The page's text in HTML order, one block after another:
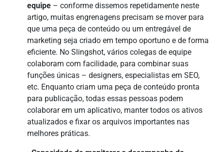
equipe – conforme dissemos repetidamente neste
artigo, muitas engrenagens precisam se mover para
que uma peça de conteúdo ou um entregável de
marketing seja criado em tempo oportuno e de forma
eficiente. No Slingshot, vários colegas de equipe
colaboram com facilidade, para combinar suas
funções únicas – designers, especialistas em SEO,
etc. Enquanto criam uma peça de conteúdo pronta
para publicação, todas essas pessoas podem
colaborar em um aplicativo, manter todos os ativos
atualizados e fixar os arquivos importantes nas
melhores práticas.